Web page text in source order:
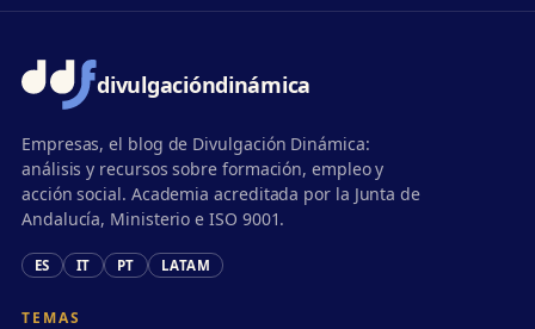
divulgacióndinámica
Empresas, el blog de Divulgación Dinámica:
análisis y recursos sobre formación, empleo y
acción social. Academia acreditada por la Junta de
Andalucía, Ministerio e ISO 9001.
ES IT PT LATAM
TEMAS